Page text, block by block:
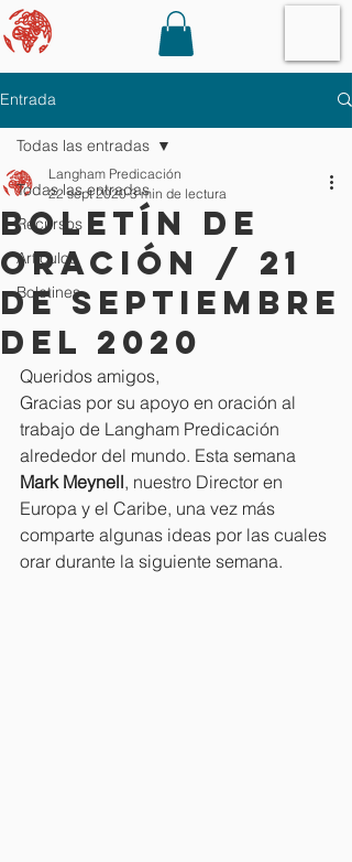
Entrada
Todas las entradas
Recursos
Artículos
Boletines
Todas las entradas
Boletín de
oración / 21
de septiembre
del 2020
Langham Predicación
22 sept 2020 3 min de lectura
Queridos amigos,
Gracias por su apoyo en oración al
trabajo de Langham Predicación
alrededor del mundo. Esta semana
Mark Meynell, nuestro Director en
Europa y el Caribe, una vez más
comparte algunas ideas por las cuales
orar durante la siguiente semana.